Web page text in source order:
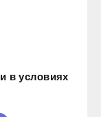
в условиях